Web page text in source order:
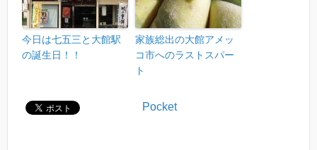
今日は七五三と大館駅
の誕生日！！
家族総出の大館アメッ
コ市へのラストスパー
ト
Pocket